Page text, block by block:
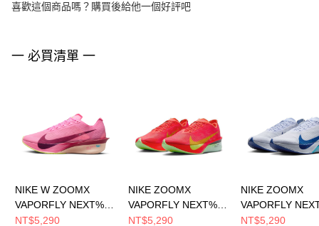
喜歡這個商品嗎？購買後給他一個好評吧
一 必買清單 一
NIKE W ZOOMX
VAPORFLY NEXT% 4
女 跑步鞋 HF6412601
NT$5,290
NIKE ZOOMX
VAPORFLY NEXT% 4
男 跑步鞋 HF6414600
NT$5,290
NIKE ZOOMX
VAPORFLY
男 跑步鞋
NT$5,290